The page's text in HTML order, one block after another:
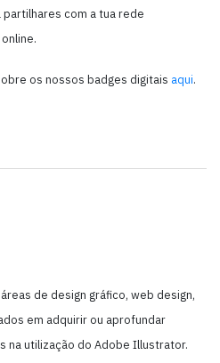
partilhares com a tua rede
os nossos badges digitais aqui.
de design gráfico, web design,
em adquirir ou aprofundar
na utilização do Adobe Illustrator.